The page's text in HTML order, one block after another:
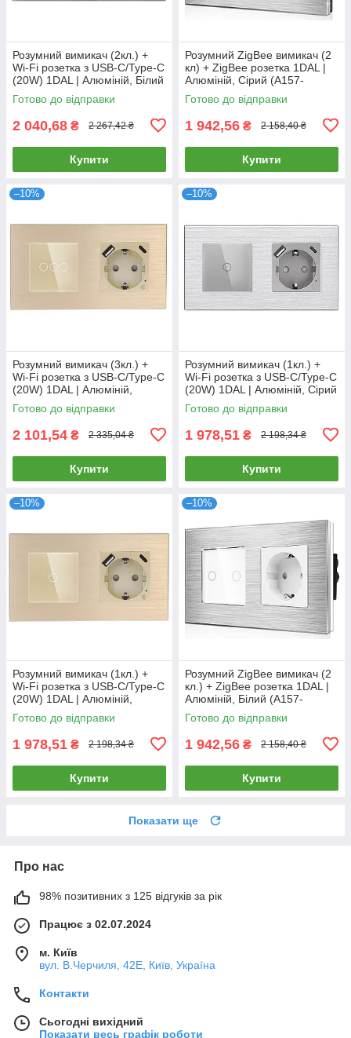
Розумний вимикач (2кл.) +
Wi-Fi розетка з USB-C/Type-C
(20W) 1DAL | Алюміній, Білий
(A157-GSW2G.WF-
STUTC.WF.WT)
Готово до відправки
2 040,68 ₴ 2 267,42 ₴
Купити
Розумний ZigBee вимикач (2
кл) + ZigBee розетка 1DAL |
Алюміній, Сірий (A157-
GSW2G.ZB-ST.ZB.GR)
Готово до відправки
1 942,56 ₴ 2 158,40 ₴
Купити
–10%
Розумний вимикач (3кл.) +
Wi-Fi розетка з USB-C/Type-C
(20W) 1DAL | Алюміній,
Золото (A157-GSW3G.WF-
STUTC.WF.GD)
Готово до відправки
2 101,54 ₴ 2 335,04 ₴
Купити
–10%
Розумний вимикач (1кл.) +
Wi-Fi розетка з USB-C/Type-C
(20W) 1DAL | Алюміній, Сірий
(A157-GSW1G.WF-
STUTC.WF.GR)
Готово до відправки
1 978,51 ₴ 2 198,34 ₴
Купити
–10%
Розумний вимикач (1кл.) +
Wi-Fi розетка з USB-C/Type-C
(20W) 1DAL | Алюміній,
Золото (A157-GSW1G.WF-
STUTC.WF.GD)
Готово до відправки
1 978,51 ₴ 2 198,34 ₴
Купити
–10%
Розумний ZigBee вимикач (2
кл.) + ZigBee розетка 1DAL |
Алюміній, Білий (A157-
GSW2G.ZB-ST.ZB.WT)
Готово до відправки
1 942,56 ₴ 2 158,40 ₴
Купити
Показати ще
Про нас
98% позитивних з 125 відгуків за рік
Працює з 02.07.2024
м. Київ
вул. В.Черчиля, 42Е, Київ, Україна
Контакти
Сьогодні вихідний
Показати весь графік роботи